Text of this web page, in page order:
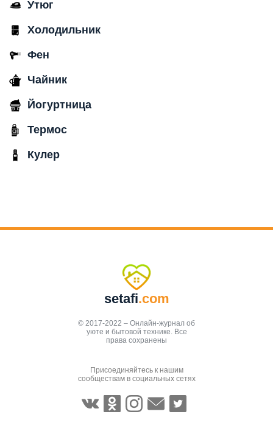
Утюг
Холодильник
Фен
Чайник
Йогуртница
Термос
Кулер
setafi.com
© 2017-2022 – Онлайн-журнал об
уюте и бытовой технике. Все
права сохранены
Присоединяйтесь к нашим
сообществам в социальных сетях